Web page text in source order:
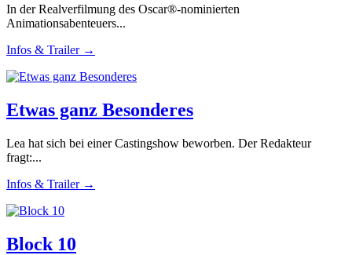
In der Realverfilmung des Oscar®-nominierten
Animationsabenteuers...
Infos & Trailer →
Etwas ganz Besonderes
Lea hat sich bei einer Castingshow beworben. Der Redakteur
fragt:...
Infos & Trailer →
Block 10